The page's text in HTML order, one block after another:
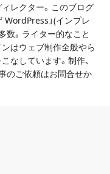
レクター。このブログ
WordPress」(インプレ
数。ライター的なこと
はウェブ制作全般やら
なしています。制作、
のご依頼はお問合せか